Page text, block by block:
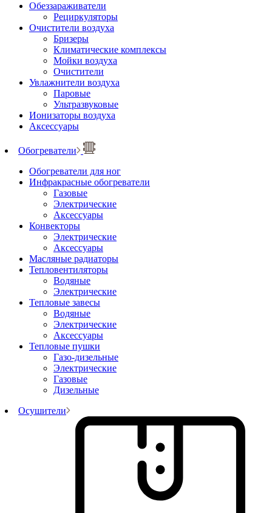
Обеззараживатели
Рециркуляторы
Очистители воздуха
Бризеры
Климатические комплексы
Мойки воздуха
Очистители
Увлажнители воздуха
Паровые
Ультразвуковые
Ионизаторы воздуха
Аксессуары
Обогреватели
Обогреватели для ног
Инфракрасные обогреватели
Газовые
Электрические
Аксессуары
Конвекторы
Электрические
Аксессуары
Масляные радиаторы
Тепловентиляторы
Водяные
Электрические
Тепловые завесы
Водяные
Электрические
Аксессуары
Тепловые пушки
Газо-дизельные
Электрические
Газовые
Дизельные
Осушители